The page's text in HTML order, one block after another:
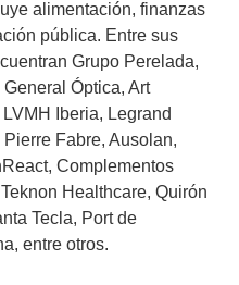
alimentación, finanzas
pública. Entre sus
Grupo Perelada,
Óptica, Art
Iberia, Legrand
Fabre, Ausolan,
Complementos
Healthcare, Quirón
Tecla, Port de
entre otros.